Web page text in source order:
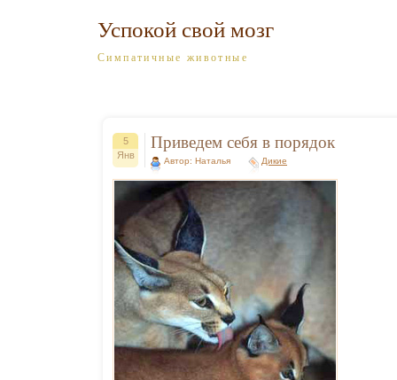
Успокой свой мозг
Симпатичные животные
5
Янв
Приведем себя в порядок
Автор: Наталья Дикие